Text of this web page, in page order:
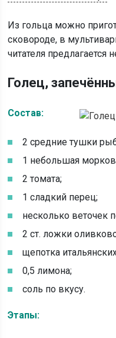
Из гольца можно
сковороде, в
читателя предлагается
Голец,
Состав:
2 средние тушки
1 небольшая
2 томата;
1 сладкий перец;
несколько веточек
2 ст. ложки
щепотка
0,5 лимона;
соль по вкусу.
Этапы: